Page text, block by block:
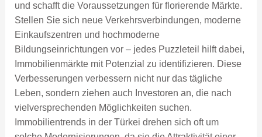
und schafft die Voraussetzungen für florierende Märkte.
Stellen Sie sich neue Verkehrsverbindungen, moderne
Einkaufszentren und hochmoderne
Bildungseinrichtungen vor – jedes Puzzleteil hilft dabei,
Immobilienmärkte mit Potenzial zu identifizieren. Diese
Verbesserungen verbessern nicht nur das tägliche
Leben, sondern ziehen auch Investoren an, die nach
vielversprechenden Möglichkeiten suchen.
Immobilientrends in der Türkei drehen sich oft um